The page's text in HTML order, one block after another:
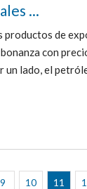
...
productos de
con
un lado, el
9 10 11